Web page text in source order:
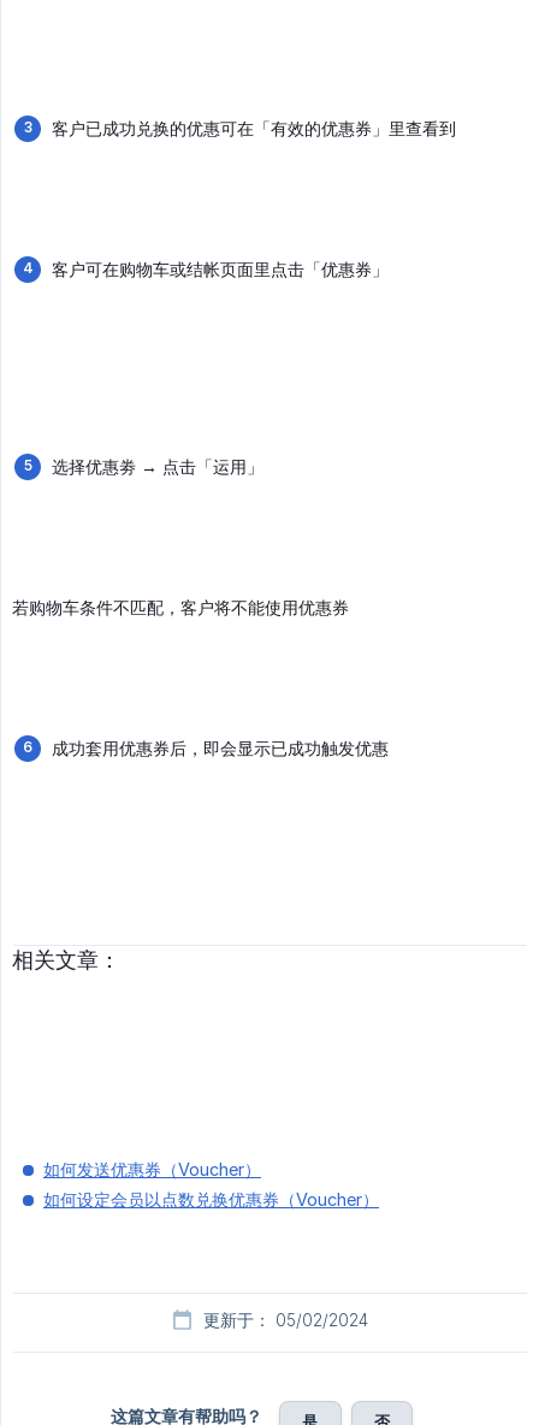
客户已成功兑换的优惠可在「有效的优惠券」里查看到
客户可在购物车或结帐页面里点击「优惠券」
选择优惠劵 → 点击「运用」
若购物车条件不匹配，客户将不能使用优惠券
成功套用优惠券后，即会显示已成功触发优惠
相关文章：
如何发送优惠券（Voucher）
如何设定会员以点数兑换优惠券（Voucher）
更新于： 05/02/2024
这篇文章有帮助吗？